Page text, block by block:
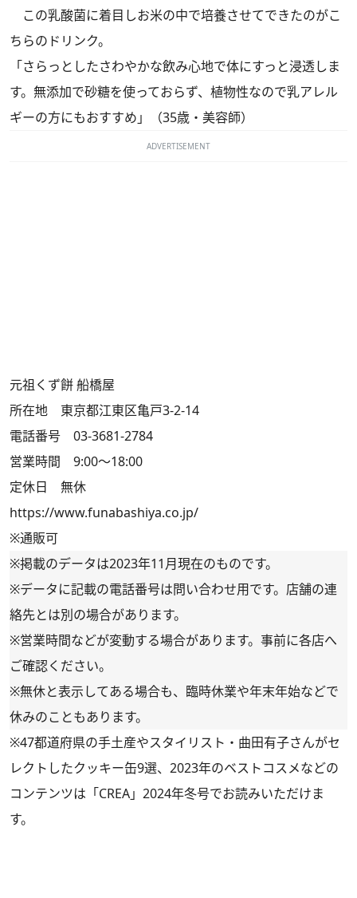
この乳酸菌に着目しお米の中で培養させてできたのがこ
ちらのドリンク。
「さらっとしたさわやかな飲み心地で体にすっと浸透しま
す。無添加で砂糖を使っておらず、植物性なので乳アレル
ギーの方にもおすすめ」（35歳・美容師）
ADVERTISEMENT
元祖くず餅 船橋屋
所在地 東京都江東区亀戸3-2-14
電話番号 03-3681-2784
営業時間 9:00～18:00
定休日 無休
https://www.funabashiya.co.jp/
※通販可
※掲載のデータは2023年11月現在のものです。
※データに記載の電話番号は問い合わせ用です。店舗の連
絡先とは別の場合があります。
※営業時間などが変動する場合があります。事前に各店へ
ご確認ください。
※無休と表示してある場合も、臨時休業や年末年始などで
休みのこともあります。
※47都道府県の手土産やスタイリスト・曲田有子さんがセ
レクトしたクッキー缶9選、2023年のベストコスメなどの
コンテンツは 「CREA」2024年冬号でお読みいただけま
す。